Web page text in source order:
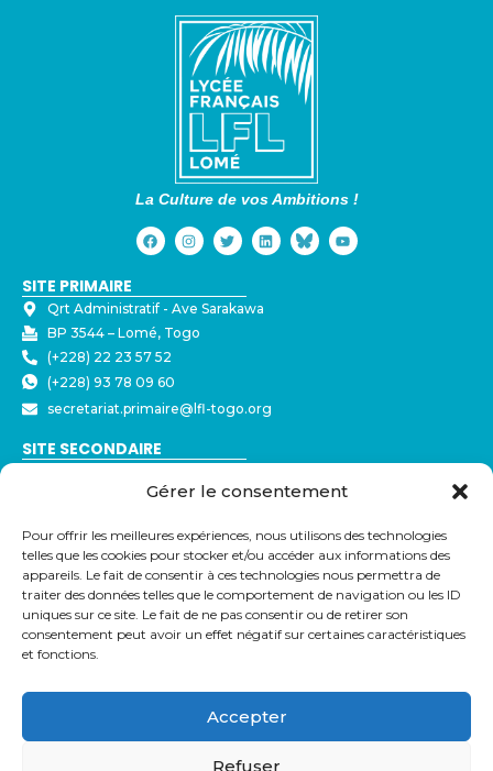
Gérer le consentement
Pour offrir les meilleures expériences, nous utilisons des technologies
telles que les cookies pour stocker et/ou accéder aux informations des
appareils. Le fait de consentir à ces technologies nous permettra de
traiter des données telles que le comportement de navigation ou les ID
uniques sur ce site. Le fait de ne pas consentir ou de retirer son
consentement peut avoir un effet négatif sur certaines caractéristiques
et fonctions.
Accepter
Refuser
La Culture de vos Ambitions !
SITE PRIMAIRE
Qrt Administratif - ⁠Ave Sarakawa
BP 3544 – Lomé, Togo
(+228) 22 23 57 52
(+228) 93 78 09 60
secretariat.primaire@lfl-togo.org
SITE SECONDAIRE
BP 3544 – Lomé, Togo
(+228) 79 32 72 43
secretariat@lfl-togo.org
LIENS UTILES
Eduka
Pronote